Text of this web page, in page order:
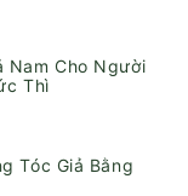
Nam Cho Người
Thì
Tóc Giả Bằng